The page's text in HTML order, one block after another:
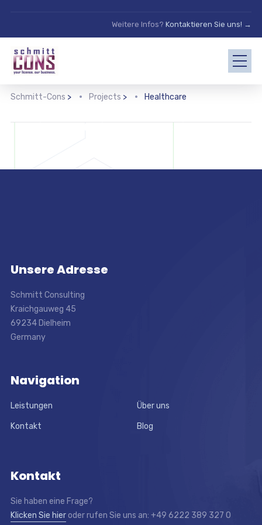
Weitere Infos?Kontaktieren Sie uns! →
Schmitt-Cons > Projects > Healthcare
Midwest Children’s Hospital
Unsere Adresse
Schmitt Consulting
Kraichgauweg 45
69234 Dielheim
Germany
Navigation
Leistungen Über uns
Kontakt Blog
Kontakt
Sie haben eine Frage?
Klicken Sie hieroder rufen Sie uns an: +49 6222 389 327 0